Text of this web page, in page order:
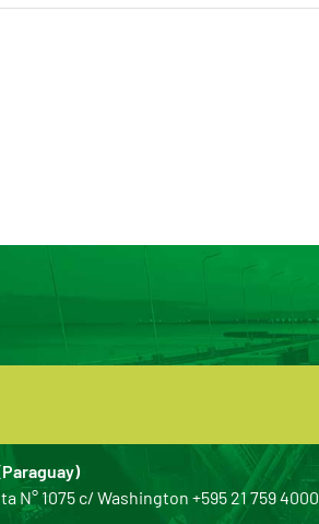
N° 1075 c/ Washington +595 21 759 4000